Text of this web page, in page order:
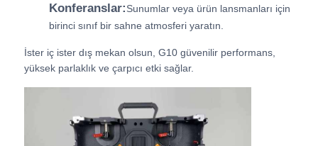
Konferanslar:Sunumlar veya ürün lansmanları için
birinci sınıf bir sahne atmosferi yaratın.
İster iç ister dış mekan olsun, G10 güvenilir performans,
yüksek parlaklık ve çarpıcı etki sağlar.